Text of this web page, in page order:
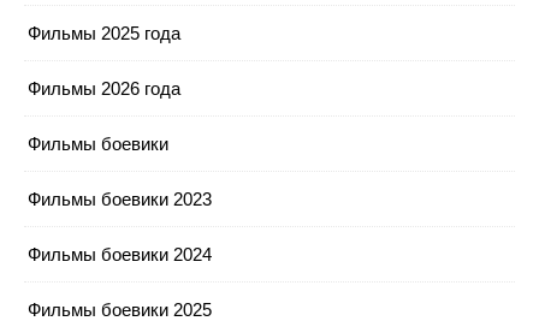
Фильмы 2025 года
Фильмы 2026 года
Фильмы боевики
Фильмы боевики 2023
Фильмы боевики 2024
Фильмы боевики 2025